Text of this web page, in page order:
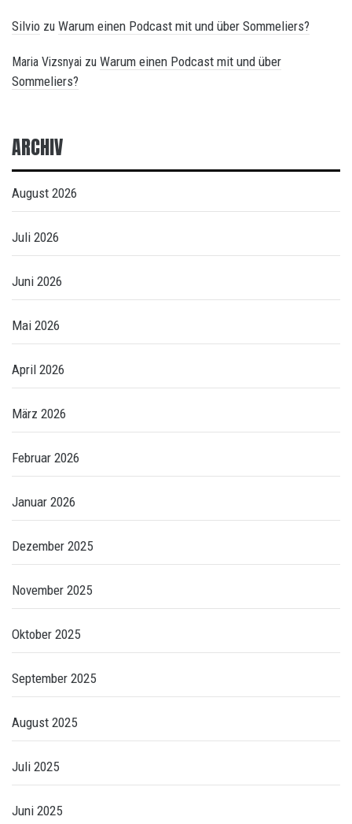
Silvio zu Warum einen Podcast mit und über Sommeliers?
Maria Vizsnyai zu Warum einen Podcast mit und über
Sommeliers?
ARCHIV
August 2026
Juli 2026
Juni 2026
Mai 2026
April 2026
März 2026
Februar 2026
Januar 2026
Dezember 2025
November 2025
Oktober 2025
September 2025
August 2025
Juli 2025
Juni 2025